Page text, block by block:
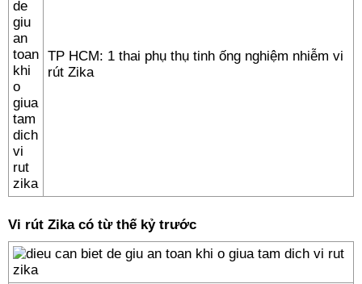
TP HCM: 1 thai phụ thụ tinh ống nghiệm nhiễm vi
rút Zika
Vi rút Zika có từ thế kỷ trước